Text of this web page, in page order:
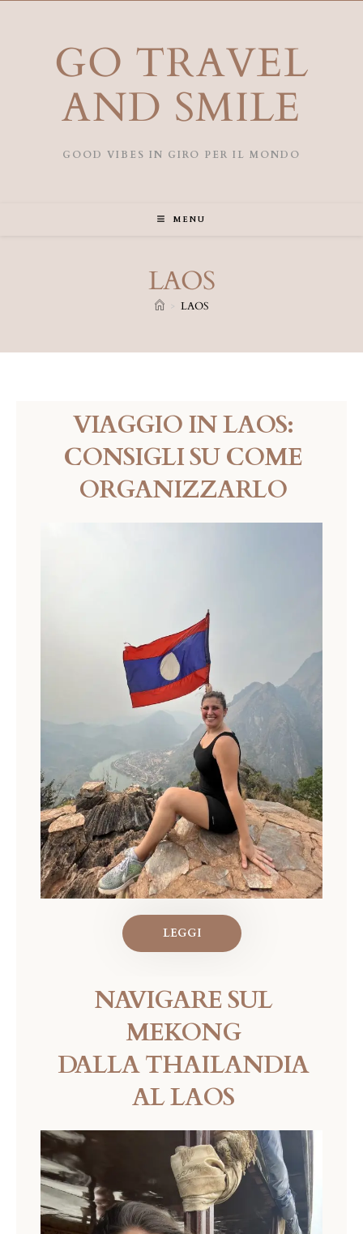
GO TRAVEL
AND SMILE
GOOD VIBES IN GIRO PER IL MONDO
MENU
LAOS
> LAOS
VIAGGIO IN LAOS:
CONSIGLI SU COME
ORGANIZZARLO
LEGGI
NAVIGARE SUL
MEKONG
DALLA THAILANDIA
AL LAOS